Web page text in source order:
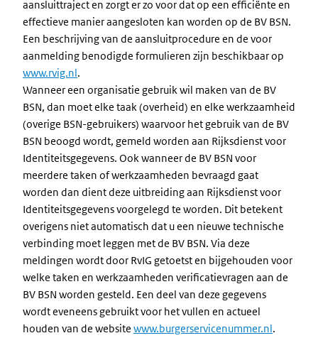
aansluittraject en zorgt er zo voor dat op een efficiënte en
effectieve manier aangesloten kan worden op de BV BSN.
Een beschrijving van de aansluitprocedure en de voor
aanmelding benodigde formulieren zijn beschikbaar op
www.rvig.nl.
Wanneer een organisatie gebruik wil maken van de BV
BSN, dan moet elke taak (overheid) en elke werkzaamheid
(overige BSN-gebruikers) waarvoor het gebruik van de BV
BSN beoogd wordt, gemeld worden aan Rijksdienst voor
Identiteitsgegevens. Ook wanneer de BV BSN voor
meerdere taken of werkzaamheden bevraagd gaat
worden dan dient deze uitbreiding aan Rijksdienst voor
Identiteitsgegevens voorgelegd te worden. Dit betekent
overigens niet automatisch dat u een nieuwe technische
verbinding moet leggen met de BV BSN. Via deze
meldingen wordt door RvIG getoetst en bijgehouden voor
welke taken en werkzaamheden verificatievragen aan de
BV BSN worden gesteld. Een deel van deze gegevens
wordt eveneens gebruikt voor het vullen en actueel
houden van de website www.burgerservicenummer.nl.